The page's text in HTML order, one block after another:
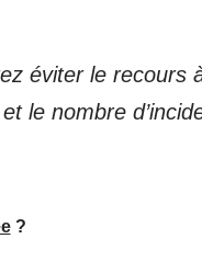
éviter le recours
le nombre
?